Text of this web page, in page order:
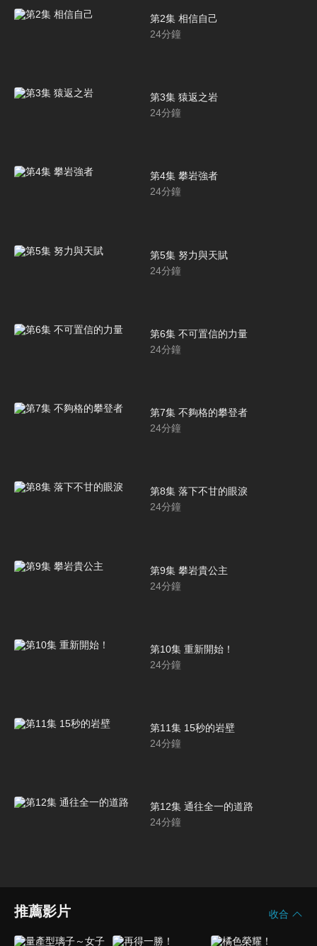
第2集 相信自己
24分鐘
第3集 猿返之岩
24分鐘
第4集 攀岩強者
24分鐘
第5集 努力與天賦
24分鐘
第6集 不可置信的力量
24分鐘
第7集 不夠格的攀登者
24分鐘
第8集 落下不甘的眼淚
24分鐘
第9集 攀岩貴公主
24分鐘
第10集 重新開始！
24分鐘
第11集 15秒的岩壁
24分鐘
第12集 通往全一的道路
24分鐘
推薦影片 收合